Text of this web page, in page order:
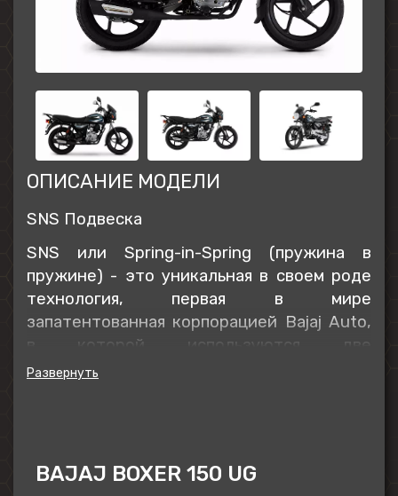
ОПИСАНИЕ МОДЕЛИ
SNS Подвеска
SNS или Spring-in-Spring (пружина в
пружине) - это уникальная в своем роде
технология, первая в мире
запатентованная корпорацией Bajaj Auto,
в которой используются две
коаксиальные пружины, установленные
себя комфортно, даже на плохой дороге и
BAJAJ BOXER 150 UG